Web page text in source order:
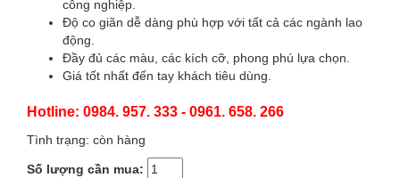
công nghiệp.
Độ co giãn dễ dàng phù hợp với tất cả các ngành lao
động.
Đầy đủ các màu, các kích cỡ, phong phú lựa chọn.
Giá tốt nhất đến tay khách tiêu dùng.
Hotline: 0984. 957. 333 - 0961. 658. 266
Tình trạng: còn hàng
Số lượng cần mua: